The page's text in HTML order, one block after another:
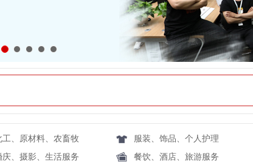
工、原材料、农畜牧 服装、饰品、个人护理
庆、摄影、生活服务 餐饮、酒店、旅游服务